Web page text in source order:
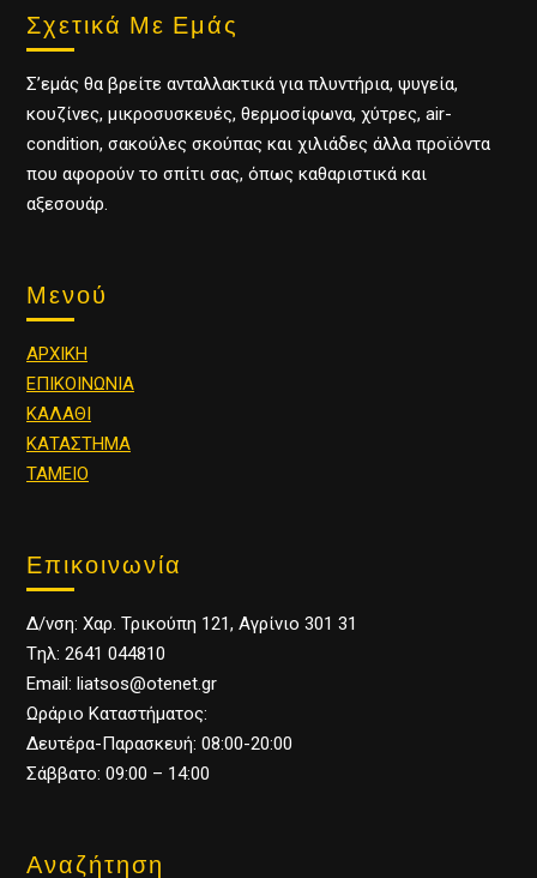
Σχετικά Με Εμάς
Σ’εμάς θα βρείτε ανταλλακτικά για πλυντήρια, ψυγεία,
κουζίνες, μικροσυσκευές, θερμοσίφωνα, χύτρες, air-
condition, σακούλες σκούπας και χιλιάδες άλλα προϊόντα
που αφορούν το σπίτι σας, όπως καθαριστικά και
αξεσουάρ.
Μενού
ΑΡΧΙΚΗ
ΕΠΙΚΟΙΝΩΝΙΑ
ΚΑΛΑΘΙ
ΚΑΤΑΣΤΗΜΑ
ΤΑΜΕΙΟ
Επικοινωνία
Δ/νση: Χαρ. Τρικούπη 121, Αγρίνιο 301 31
Tηλ: 2641 044810
Email: liatsos@otenet.gr
Ωράριο Καταστήματος:
Δευτέρα-Παρασκευή: 08:00-20:00
Σάββατο: 09:00 – 14:00
Αναζήτηση